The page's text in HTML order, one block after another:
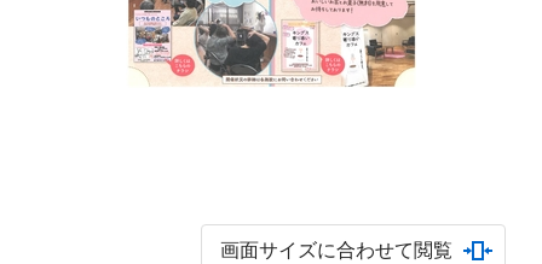
画面サイズに合わせて閲覧